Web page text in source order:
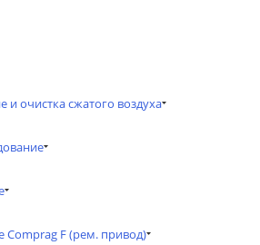
и очистка сжатого воздуха
F (рем. привод)